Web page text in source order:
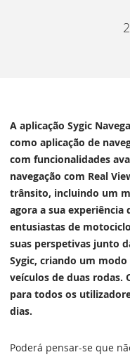
A aplicação Sygic
como aplicação de
com funcionalidades
navegação com Real
trânsito, incluindo um
agora a sua experiência
entusiastas de
suas perspetivas junto
Sygic, criando um modo
veículos de duas rodas.
para todos os
dias.
Poderá pensar-se que